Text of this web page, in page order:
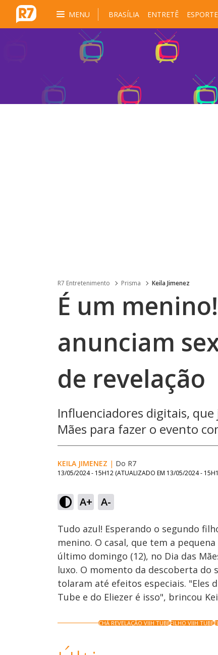
MENU BRASÍLIA ENTRETÊ
R7 Entretenimento Prisma Keila Jimenez
É um
anunciam
de revelação
Influenciadores digitais, que
Mães para fazer o evento
KEILA JIMENEZ | Do R7
13/05/2024 - 15H12 (ATUALIZADO EM 13/05/2024 -
A+ A-
Ativar
Som
Tudo azul! Esperando o segundo
menino. O casal, que tem a
último domingo (12), no Dia das
luxo. O momento da descoberta do
tolaram até efeitos especiais. "Eles
Tube e do Eliezer é isso", brincou
CHÁ REVELAÇÃO VIIH TUBEFILHO VIIH TUBE